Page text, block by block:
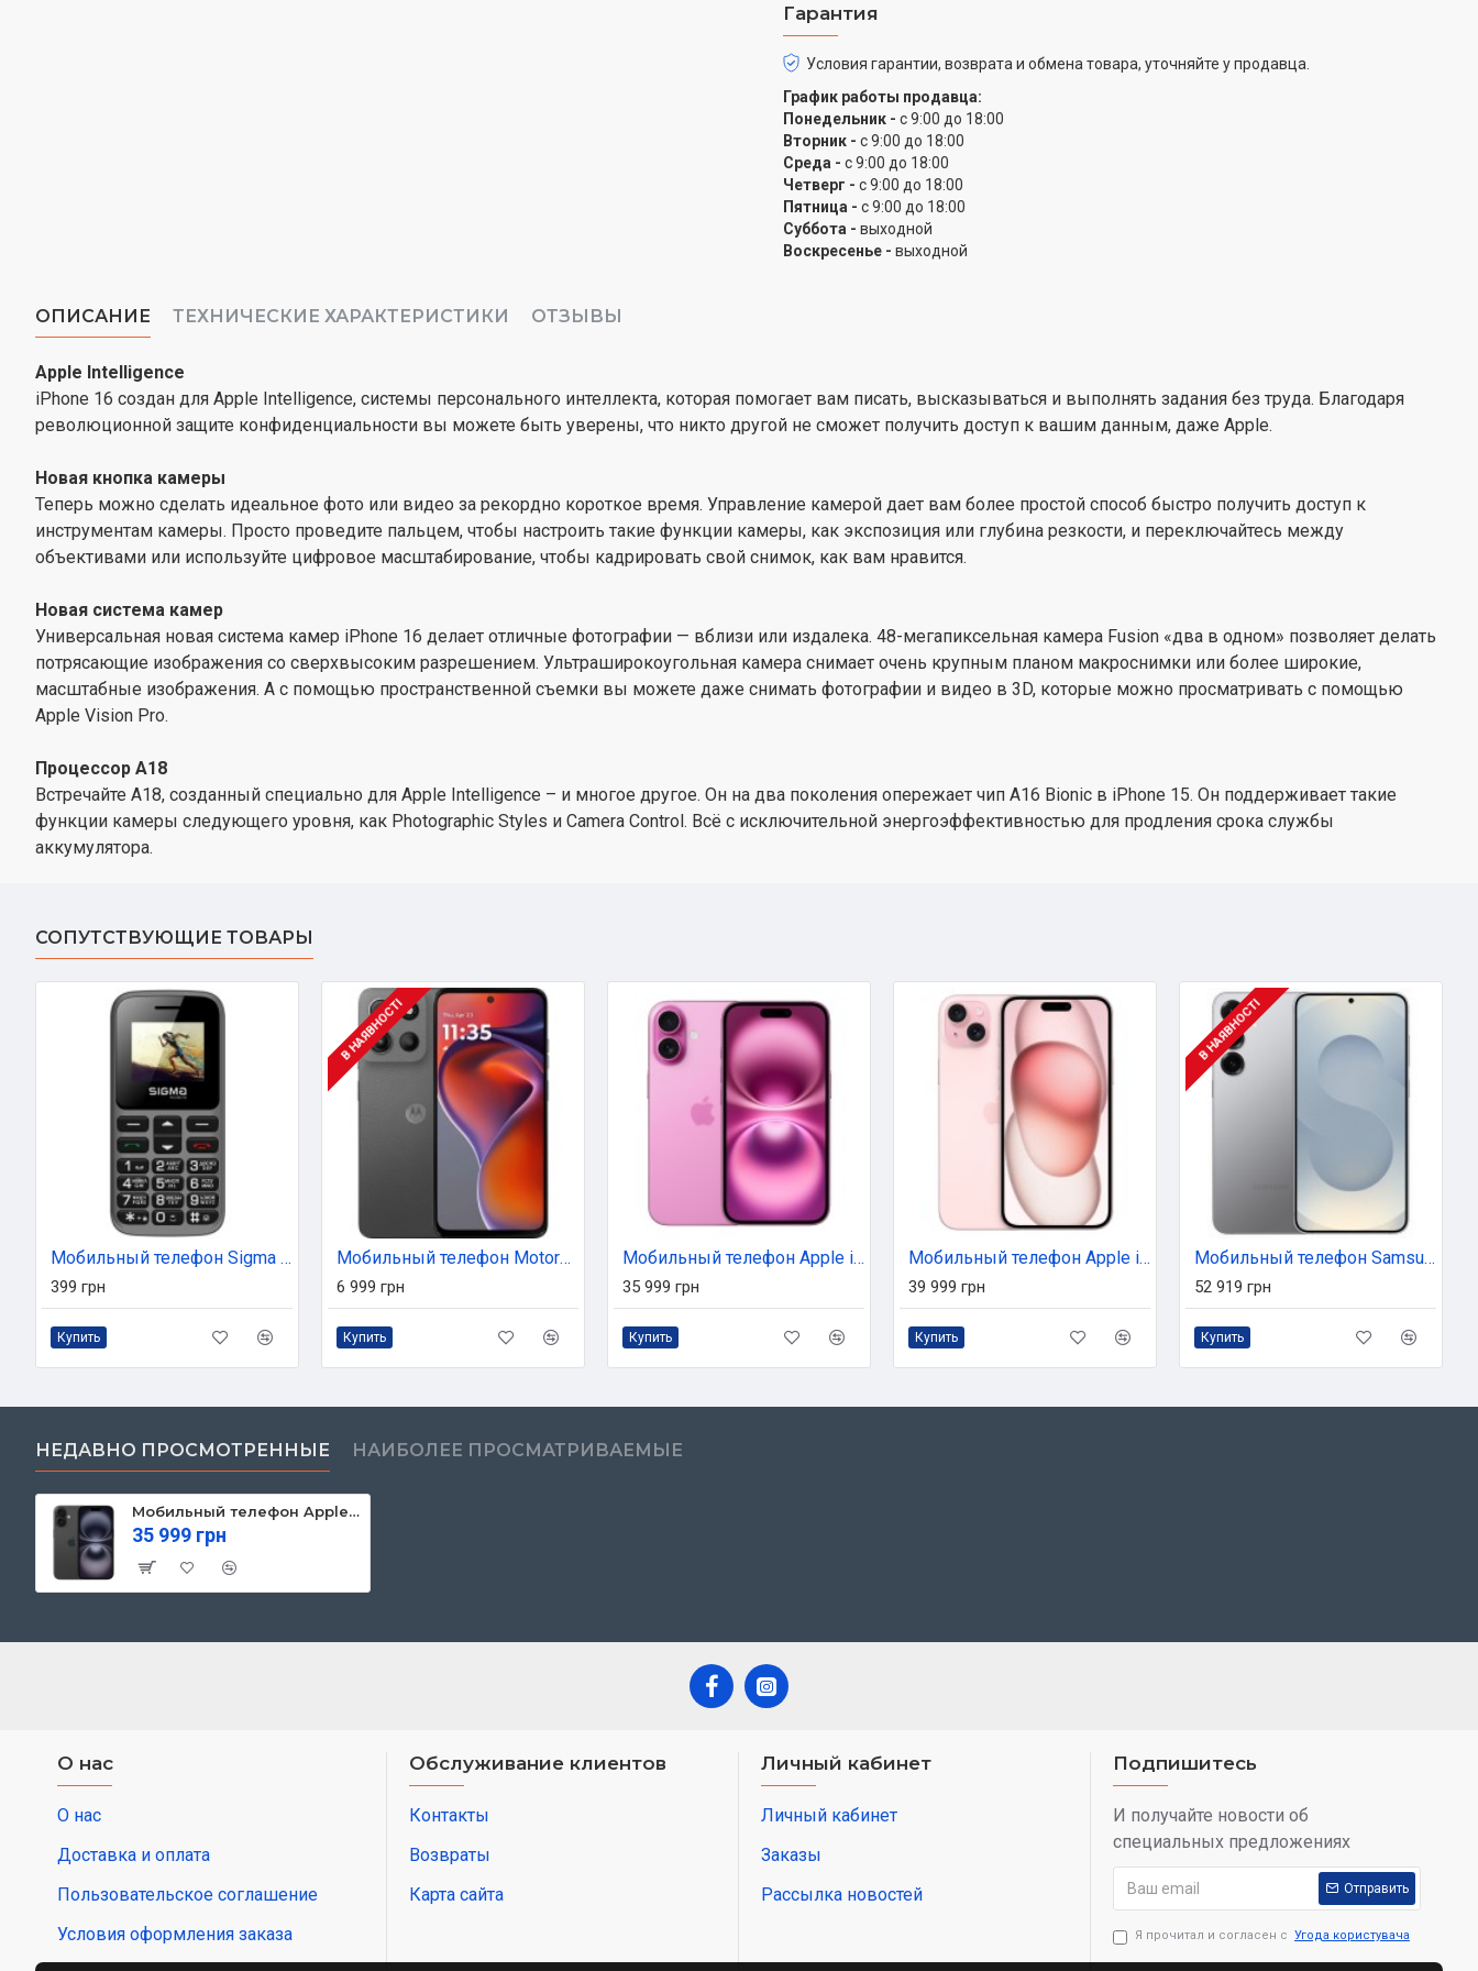
Процессор А18
Встречайте A18, созданный специально для Apple Intelligence – и многое
другое. Он на два поколения опережает чип A16 Bionic в iPhone 15. Он
поддерживает такие функции камеры следующего уровня, как Photographic
Styles и Camera Control. Всё с исключительной энергоэффективностью для
продления срока службы аккумулятора.
Гарантия
Условия гарантии, возврата и обмена товара, уточняйте у продавца.
График работы продавца:
Понедельник - с 9:00 до 18:00
Вторник - с 9:00 до 18:00
Среда - с 9:00 до 18:00
Четверг - с 9:00 до 18:00
Пятница - с 9:00 до 18:00
Суббота - выходной
Воскресенье - выходной
ОПИСАНИЕ ТЕХНИЧЕСКИЕ ХАРАКТЕРИСТИКИ ОТЗЫВЫ
Apple Intelligence
iPhone 16 создан для Apple Intelligence, системы персонального интеллекта, которая помогает вам писать, высказываться и выполнять задания без труда. Благодаря
революционной защите конфиденциальности вы можете быть уверены, что никто другой не сможет получить доступ к вашим данным, даже Apple.
Новая кнопка камеры
Теперь можно сделать идеальное фото или видео за рекордно короткое время. Управление камерой дает вам более простой способ быстро получить доступ к
инструментам камеры. Просто проведите пальцем, чтобы настроить такие функции камеры, как экспозиция или глубина резкости, и переключайтесь между
объективами или используйте цифровое масштабирование, чтобы кадрировать свой снимок, как вам нравится.
Новая система камер
Универсальная новая система камер iPhone 16 делает отличные фотографии — вблизи или издалека. 48-мегапиксельная камера Fusion «два в одном» позволяет делать
потрясающие изображения со сверхвысоким разрешением. Ультраширокоугольная камера снимает очень крупным планом макроснимки или более широкие,
масштабные изображения. А с помощью пространственной съемки вы можете даже снимать фотографии и видео в 3D, которые можно просматривать с помощью
Apple Vision Pro.
Процессор А18
Встречайте A18, созданный специально для Apple Intelligence – и многое другое. Он на два поколения опережает чип A16 Bionic в iPhone 15. Он поддерживает такие
функции камеры следующего уровня, как Photographic Styles и Camera Control. Всё с исключительной энергоэффективностью для продления срока службы
аккумулятора.
СОПУТСТВУЮЩИЕ ТОВАРЫ
Мобильный телефон Sigma Comfort 50 HIT2020 Grey (4827798120927)
399 грн
Купить
В НАЯВНОСТІ
Мобильный телефон Motorola G15 Power 8/256GB Gravity Grey (PB6G0006UA)
6 999 грн
Купить
Мобильный телефон Apple iPhone 16 128GB Pink (MYEA3)
35 999 грн
Купить
Мобильный телефон Apple iPhone 15 Plus 128GB Pink (MU103)
39 999 грн
Купить
В НАЯВНОСТІ
Мобильный телефон Samsung Galaxy S25+ 12/512Gb Silver Shadow (SM-S936BZSGEUC)
52 919 грн
Купить
НЕДАВНО ПРОСМОТРЕННЫЕ НАИБОЛЕЕ ПРОСМАТРИВАЕМЫЕ
Мобильный телефон Apple iPhone 16 128GB Black (MYE73)
35 999 грн
О нас
О нас
Доставка и оплата
Пользовательское соглашение
Условия оформления заказа
Обслуживание клиентов
Контакты
Возвраты
Карта сайта
Личный кабинет
Личный кабинет
Заказы
Рассылка новостей
Подпишитесь
И получайте новости об
специальных предложениях
Отправить
Я прочитал и согласен с Угода користувача